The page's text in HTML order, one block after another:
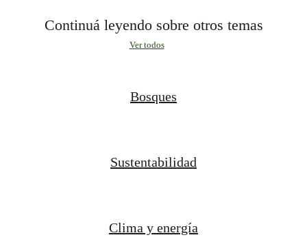
Continuá leyendo sobre otros temas
Ver todos
Bosques
Sustentabilidad
Clima y energía